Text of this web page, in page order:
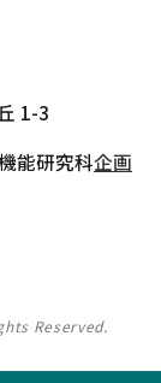
1-3
能研究科企画
Reserved.